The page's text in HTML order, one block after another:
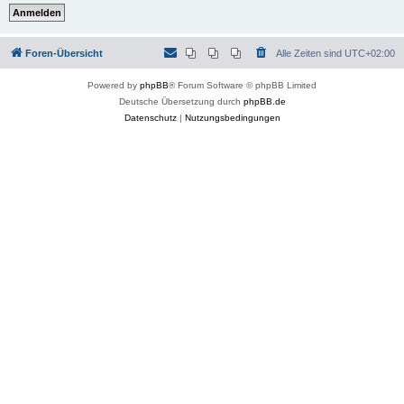
Foren-Übersicht Alle Zeiten sind UTC+02:00
Powered by phpBB® Forum Software © phpBB Limited
Deutsche Übersetzung durch phpBB.de
Datenschutz| Nutzungsbedingungen